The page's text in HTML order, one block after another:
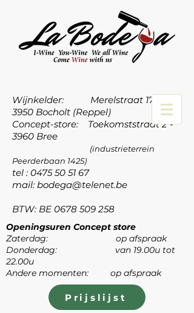
Wijnkelder: Merelstraat 17a -
3950 Bocholt (Reppel)
Concept-store: Toekomststraat 2 -
3960 Bree
(industrieterrein
Peerderbaan 1425)
tel : 0475 50 51 67
mail: bodega@telenet.be
BTW: BE 0678 509 258
Openingsuren Concept store
Zaterdag: op afspraak
Donderdag: van 19.00u tot
22.00u
Andere momenten: op afspraak
Prijslijst